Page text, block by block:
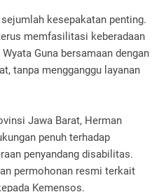
kesepakatan penting.
memfasilitasi keberadaan
Guna bersamaan dengan
tanpa mengganggu layanan
Jawa Barat, Herman
penuh terhadap
penyandang disabilitas.
permohonan resmi terkait
Kemensos.